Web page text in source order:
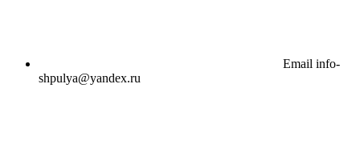
Email info-
shpulya@yandex.ru